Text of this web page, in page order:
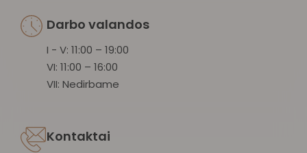
Darbo valandos
I - V: 11:00 – 19:00
VI: 11:00 – 16:00
VII: Nedirbame
Kontaktai